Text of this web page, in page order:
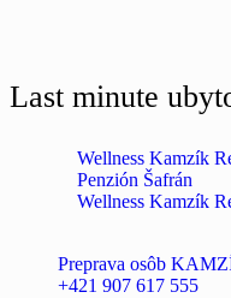
Last minute
Wellness Kamzík
Penzión Šafrán
Wellness Kamzík
Preprava osôb
+421 907 617 555